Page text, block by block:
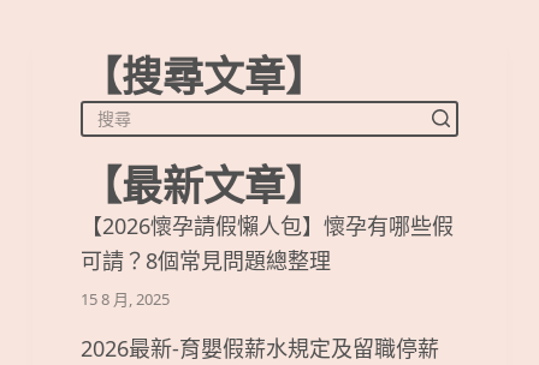
【搜尋文章】
【最新文章】
【2026懷孕請假懶人包】懷孕有哪些假
可請？8個常見問題總整理
15 8 月, 2025
2026最新-育嬰假薪水規定及留職停薪